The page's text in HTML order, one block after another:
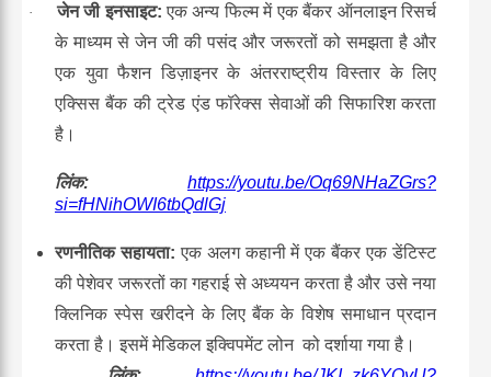
· जेन जी इनसाइट: एक अन्य फिल्म में एक बैंकर ऑनलाइन रिसर्च
के माध्यम से जेन जी की पसंद और जरूरतों को समझता है और
एक युवा फैशन डिज़ाइनर के अंतरराष्ट्रीय विस्तार के लिए
एक्सिस बैंक की ट्रेड एंड फॉरेक्स सेवाओं की सिफारिश करता
है।
लिंक:
https://youtu.be/Oq69NHaZGrs?
si=fHNihOWI6tbQdlGj
रणनीतिक सहायता: एक अलग कहानी में एक बैंकर एक डेंटिस्ट
की पेशेवर जरूरतों का गहराई से अध्ययन करता है और उसे नया
क्लिनिक स्पेस खरीदने के लिए बैंक के विशेष समाधान प्रदान
करता है। इसमें मेडिकल इक्विपमेंट लोन को दर्शाया गया है।